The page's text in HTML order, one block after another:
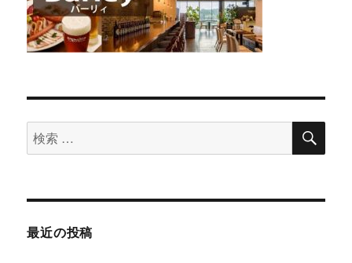
検
索
象:
検
最近の投稿